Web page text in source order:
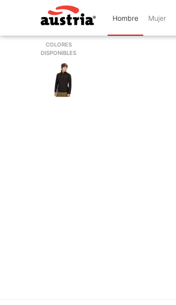
Hombre Mujer
COLORES
DISPONIBLES